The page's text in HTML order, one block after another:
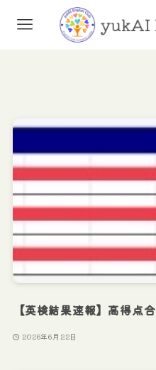
【英検結果速報】高得点
2026年6月22日